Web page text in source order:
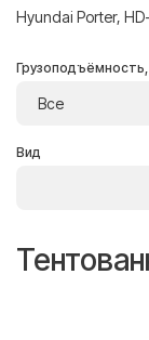
Hyundai Porter,
Вид